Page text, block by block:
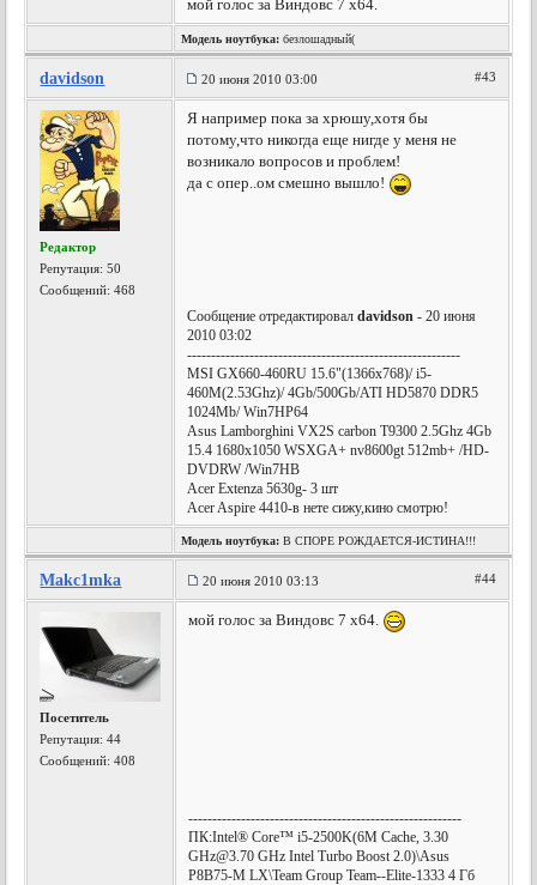
мой голос за Виндовс 7 х64.
Модель ноутбука: безлошадный(
davidson 20 июня 2010 03:00 #43
Редактор
Репутация:50
Сообщений: 468
Я например пока за хрюшу,хотя бы
потому,что никогда еще нигде у меня не
возникало вопросов и проблем!
да с опер..ом смешно вышло!
Сообщение отредактировалdavidson - 20 июня
2010 03:02
---------------------------------------------------------
MSI GX660-460RU 15.6"(1366x768)/ i5-
460M(2.53Ghz)/ 4Gb/500Gb/ATI HD5870 DDR5
1024Mb/ Win7HP64
Asus Lamborghini VX2S carbon T9300 2.5Ghz 4Gb
15.4 1680x1050 WSXGA+ nv8600gt 512mb+ /HD-
DVDRW /Win7HB
Acer Extenza 5630g- 3 шт
Acer Aspire 4410-в нете сижу,кино смотрю!
Модель ноутбука: В СПОРЕ РОЖДАЕТСЯ-ИСТИНА!!!
Makc1mka 20 июня 2010 03:13 #44
Посетитель
Репутация:44
Сообщений: 408
мой голос за Виндовс 7 х64.
---------------------------------------------------------
ПК:Intel® Core™ i5-2500K(6M Cache, 3.30
GHz@3.70 GHz Intel Turbo Boost 2.0)\Asus
P8B75-M LX\Team Group Team--Elite-1333 4 Гб